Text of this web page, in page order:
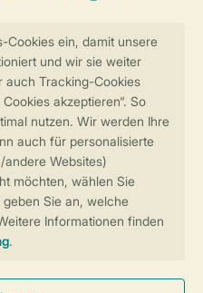
Privatsphäre
Buchung